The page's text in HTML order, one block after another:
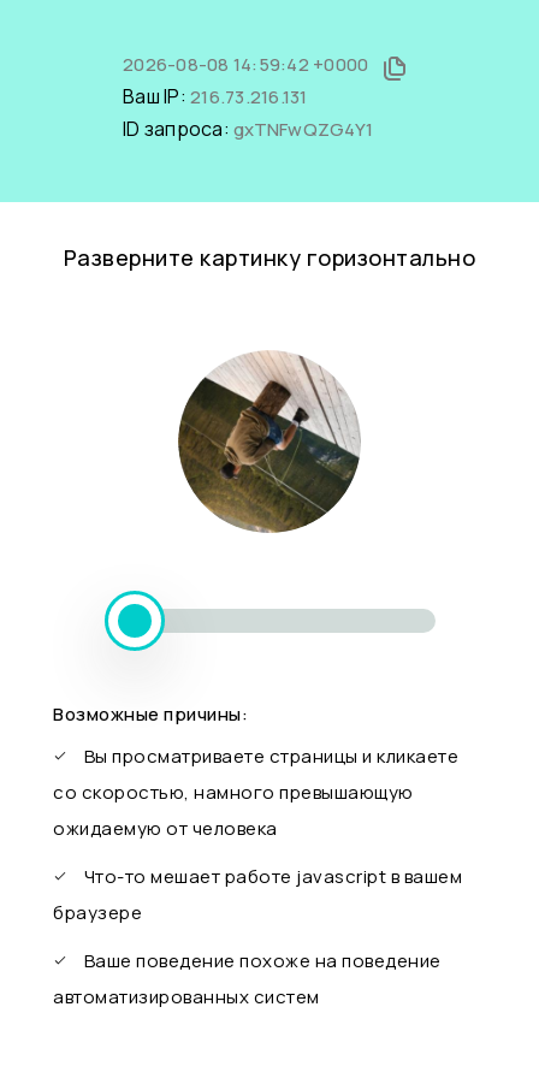
2026-08-08 14:59:42 +0000
Ваш IP: 216.73.216.131
ID запроса: gxTNFwQZG4Y1
Разверните картинку горизонтально
Возможные причины:
Вы просматриваете страницы и кликаете
со скоростью, намного превышающую
ожидаемую от человека
Что-то мешает работе javascript в вашем
браузере
Ваше поведение похоже на поведение
автоматизированных систем